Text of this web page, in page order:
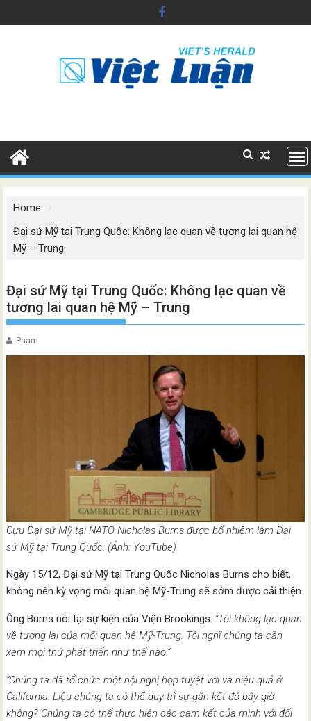
to
Home
Đại sứ Mỹ tại Trung Quốc: Không lạc quan về tương lai quan hệ
Mỹ – Trung
Đại sứ Mỹ tại Trung Quốc: Không lạc quan về
tương lai quan hệ Mỹ – Trung
Pham
Cựu Đại sứ Mỹ tại NATO Nicholas Burns được bổ nhiệm làm Đại
sứ Mỹ tại Trung Quốc. (Ảnh: YouTube)
Ngày 15/12, Đại sứ Mỹ tại Trung Quốc Nicholas Burns cho biết,
không nên kỳ vọng mối quan hệ Mỹ-Trung sẽ sớm được cải thiện.
Ông Burns nói tại sự kiện của Viện Brookings: “Tôi không lạc quan
về tương lai của mối quan hệ Mỹ-Trung. Tôi nghĩ chúng ta cần
xem mọi thứ phát triển như thế nào.”
“Chúng ta đã tổ chức một hội nghị họp tuyệt vời và hiệu quả ở
California. Liệu chúng ta có thể duy trì sự gắn kết đó bây giờ
không? Chúng ta có thể thực hiện các cam kết của mình với đối